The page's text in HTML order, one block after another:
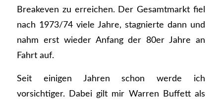
Breakeven zu erreichen. Der Gesamtmarkt fiel
nach 1973/74 viele Jahre, stagnierte dann und
nahm erst wieder Anfang der 80er Jahre an
Fahrt auf.
Seit einigen Jahren schon werde ich
vorsichtiger. Dabei gilt mir Warren Buffett als